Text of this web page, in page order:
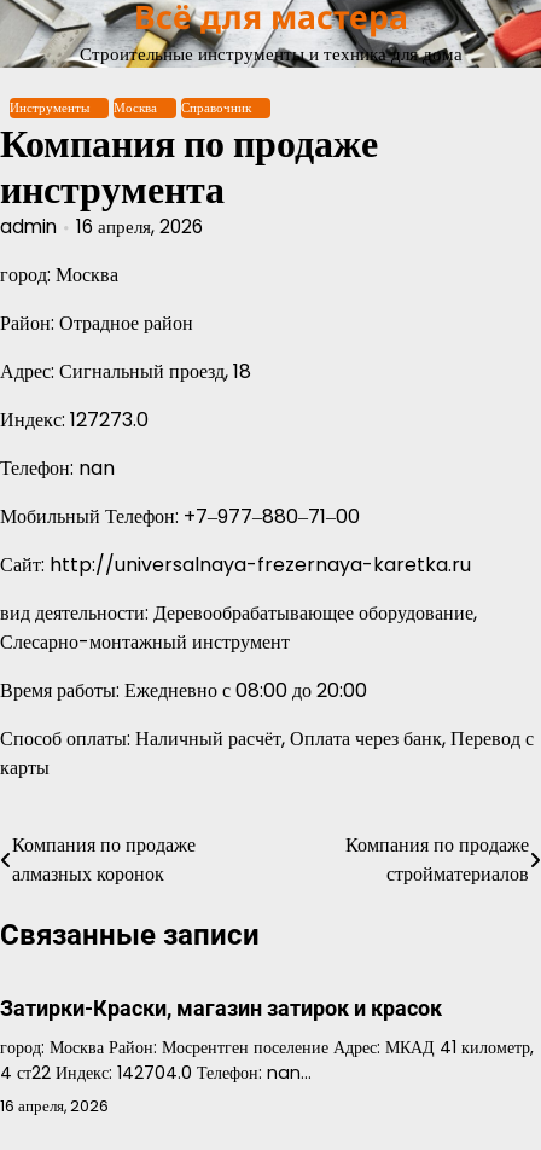
Перейти
содержимому
Всё для мастера
Строительные инструменты и техника для дома
Инструменты Москва Справочник
Компания по продаже
инструмента
admin 16 апреля, 2026
город: Москва
Район: Отрадное район
Адрес: Сигнальный проезд, 18
Индекс: 127273.0
Телефон: nan
Мобильный Телефон: +7‒977‒880‒71‒00
Сайт: http://universalnaya-frezernaya-karetka.ru
вид деятельности: Деревообрабатывающее оборудование,
Слесарно-монтажный инструмент
Время работы: Ежедневно с 08:00 до 20:00
Способ оплаты: Наличный расчёт, Оплата через банк, Перевод с
карты
Навигация
записям
Компания по продаже
алмазных коронок
Компания по продаже
стройматериалов
Связанные записи
Затирки-Краски, магазин затирок и красок
город: Москва Район: Мосрентген поселение Адрес: МКАД 41 километр,
4 ст22 Индекс: 142704.0 Телефон: nan…
16 апреля, 2026